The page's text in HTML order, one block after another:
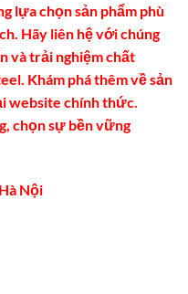
lựa chọn sản phẩm phù
Hãy liên hệ với chúng
và trải nghiệm chất
Khám phá thêm về sản
website chính thức.
chọn sự bền vững
Nội